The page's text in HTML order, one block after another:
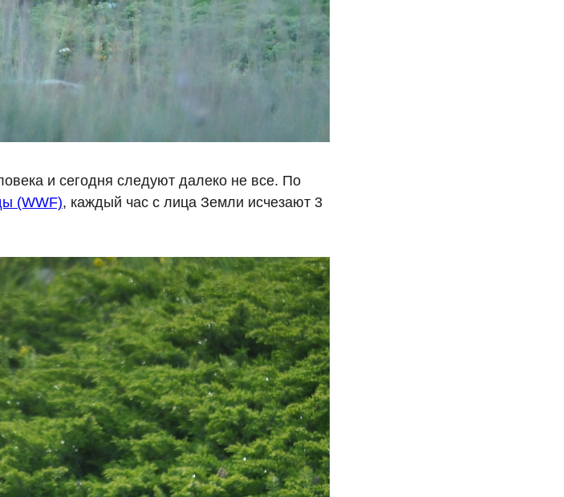
и сегодня следуют далеко не все. По
(WWF), каждый час с лица Земли исчезают 3